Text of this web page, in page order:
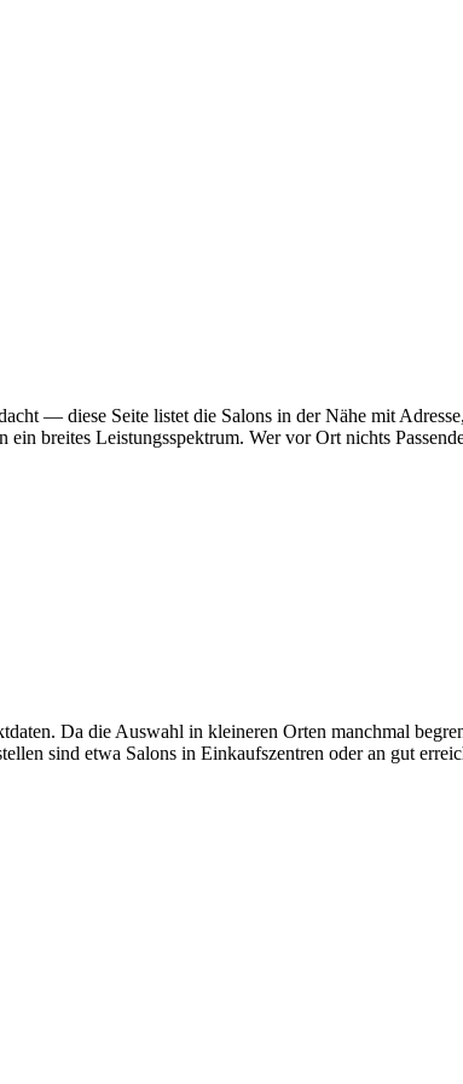
— diese Seite listet die Salons in der Nähe mit
breites Leistungsspektrum. Wer vor Ort nichts
Da die Auswahl in kleineren Orten manchmal
sind etwa Salons in Einkaufszentren oder an gut